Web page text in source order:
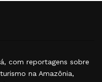
com reportagens sobre
na Amazônia,